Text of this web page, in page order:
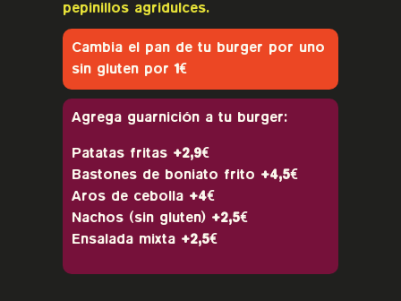
pepinillos agridulces.
Cambia el pan de tu burger por uno
sin gluten por1€
Agrega guarnición a tu burger:
Patatas fritas +2,9€
Bastones de boniato frito +4,5€
Aros de cebolla +4€
Nachos (sin gluten) +2,5€
Ensalada mixta +2,5€